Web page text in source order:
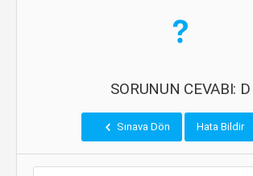
SORUNUN CEVABI: D
Sınava Dön Hata Bildir